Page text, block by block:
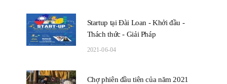
Startup tại Đài Loan - Khởi đầu -
Thách thức - Giải Pháp
2021-06-04
Chợ phiên đầu tiên của năm 2021